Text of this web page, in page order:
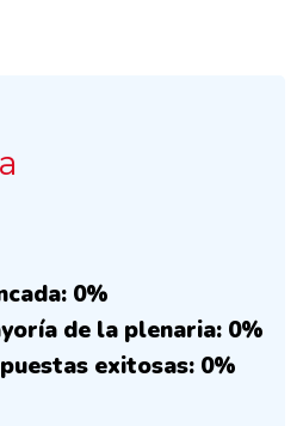
0%
de la plenaria: 0%
exitosas: 0%